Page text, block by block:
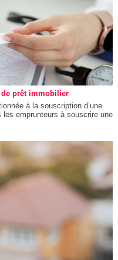
de prêt immobilier
à la souscription d’une
les emprunteurs à souscrire une